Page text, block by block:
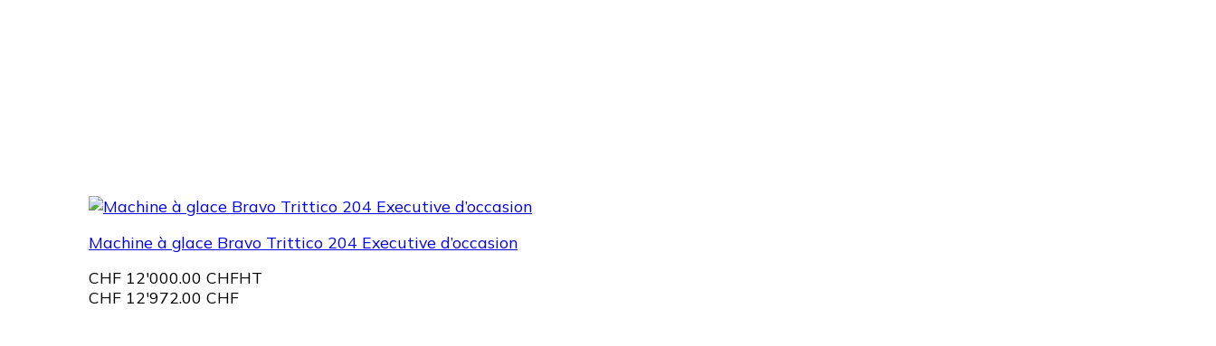
Machine à glace Bravo Trittico 204 Executive d’occasion
CHF 12'000.00 CHFHT
CHF 12'972.00 CHF